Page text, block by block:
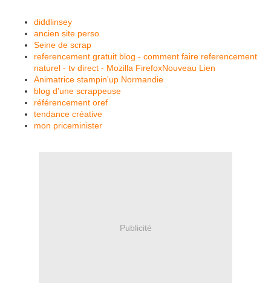
diddlinsey
ancien site perso
Seine de scrap
referencement gratuit blog - comment faire referencement
naturel - tv direct - Mozilla FirefoxNouveau Lien
Animatrice stampin'up Normandie
blog d'une scrappeuse
référencement oref
tendance créative
mon priceminister
Publicité